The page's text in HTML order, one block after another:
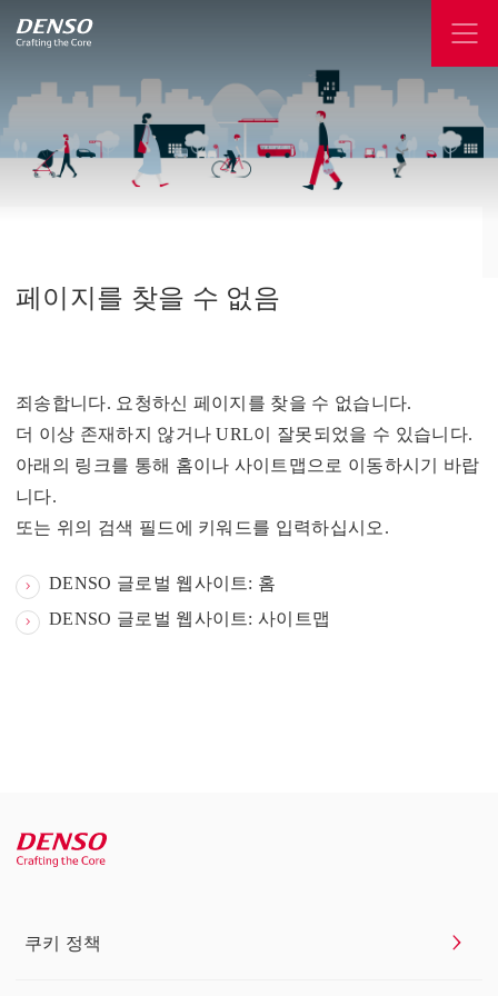
페이지를 찾을 수 없음
죄송합니다. 요청하신 페이지를 찾을 수 없습니다.
더 이상 존재하지 않거나 URL이 잘못되었을 수 있습니다.
아래의 링크를 통해 홈이나 사이트맵으로 이동하시기 바랍
니다.
또는 위의 검색 필드에 키워드를 입력하십시오.
DENSO 글로벌 웹사이트: 홈
DENSO 글로벌 웹사이트: 사이트맵
쿠키 정책